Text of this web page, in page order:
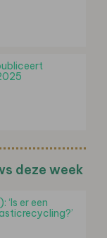
deze week
‘Is er een